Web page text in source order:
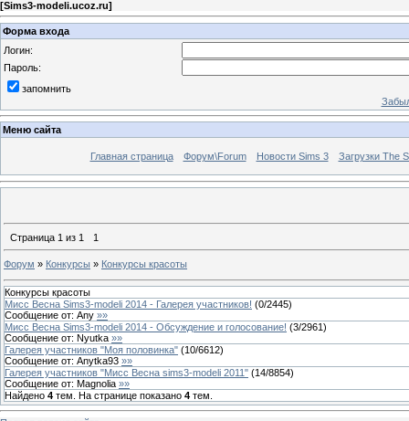
[Sims3-modeli.ucoz.ru]
Форма входа
Логин:
Пароль:
запомнить
Меню сайта
Главная страница Форум\Forum Новости Sims 3 Загрузки The
Страница 1 из 1 1
Форум » Конкурсы » Конкурсы красоты
Конкурсы красоты
Мисс Весна Sims3-modeli 2014 - Галерея участников! (0/2445)
Сообщение от: Any »»
Мисс Весна Sims3-modeli 2014 - Обсуждение и голосование! (3/2961)
Сообщение от: Nyutka »»
Галерея участников "Моя половинка" (10/6612)
Сообщение от: Anytka93 »»
Галерея участников "Мисс Весна sims3-modeli 2011" (14/8854)
Сообщение от: Magnolia »»
Найдено 4 тем. На странице показано 4 тем.